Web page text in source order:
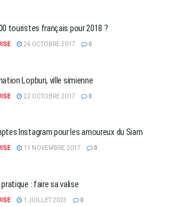
touristes français pour 2018 ?
26 OCTOBRE 2017 0
Lopburi, ville simienne
22 OCTOBRE 2017 0
Instagram pour les amoureux du Siam
11 NOVEMBRE 2017 0
pratique : faire sa valise
1 JUILLET 2023 0